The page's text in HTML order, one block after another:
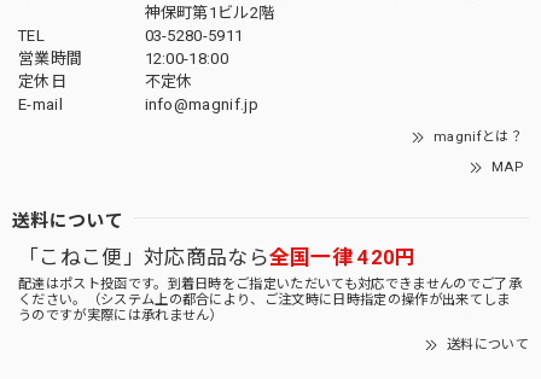
神保町第1ビル2階
TEL
03-5280-5911
営業時間
12:00-18:00
定休日
不定休
E-mail
info@magnif.jp
magnifとは？
MAP
送料について
「こねこ便」対応商品なら全国一律 420円
配達はポスト投函です。到着日時をご指定いただいても対応できませんのでご了承
ください。（システム上の都合により、ご注文時に日時指定の操作が出来てしま
うのですが実際には承れません）
送料について